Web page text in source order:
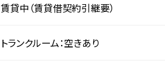
賃貸中（賃貸借契約引継要）
トランクルーム：空きあり